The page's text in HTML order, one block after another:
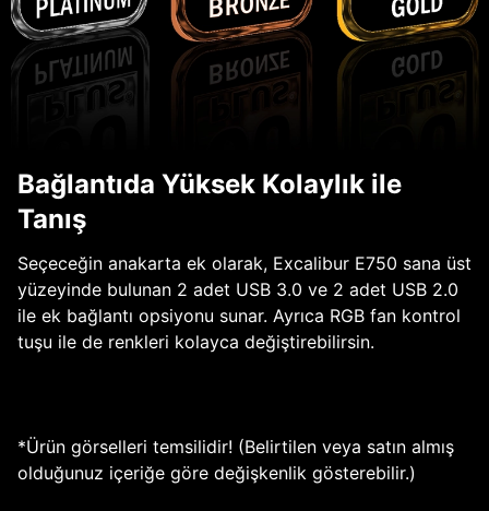
Bağlantıda Yüksek Kolaylık ile
Tanış
Seçeceğin anakarta ek olarak, Excalibur E750 sana üst
yüzeyinde bulunan 2 adet USB 3.0 ve 2 adet USB 2.0
ile ek bağlantı opsiyonu sunar. Ayrıca RGB fan kontrol
tuşu ile de renkleri kolayca değiştirebilirsin.
*Ürün görselleri temsilidir! (Belirtilen veya satın almış
olduğunuz içeriğe göre değişkenlik gösterebilir.)